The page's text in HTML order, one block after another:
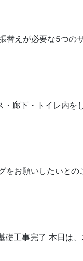
替えが必要な5つの
廊下・トイレ内を
お願いしたいとの
工事完了 本日は